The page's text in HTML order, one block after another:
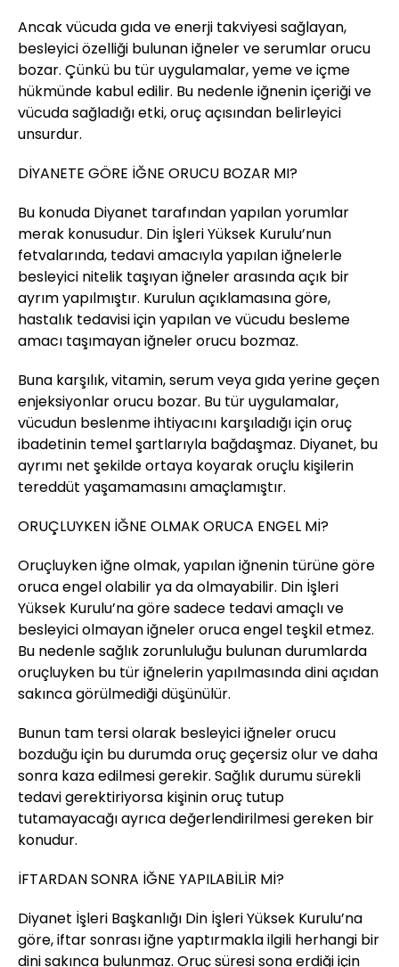
Ancak vücuda gıda ve enerji takviyesi sağlayan,
besleyici özelliği bulunan iğneler ve serumlar orucu
bozar. Çünkü bu tür uygulamalar, yeme ve içme
hükmünde kabul edilir. Bu nedenle iğnenin içeriği ve
vücuda sağladığı etki, oruç açısından belirleyici
unsurdur.
DİYANETE GÖRE İĞNE ORUCU BOZAR MI?
Bu konuda Diyanet tarafından yapılan yorumlar
merak konusudur. Din İşleri Yüksek Kurulu’nun
fetvalarında, tedavi amacıyla yapılan iğnelerle
besleyici nitelik taşıyan iğneler arasında açık bir
ayrım yapılmıştır. Kurulun açıklamasına göre,
hastalık tedavisi için yapılan ve vücudu besleme
amacı taşımayan iğneler orucu bozmaz.
Buna karşılık, vitamin, serum veya gıda yerine geçen
enjeksiyonlar orucu bozar. Bu tür uygulamalar,
vücudun beslenme ihtiyacını karşıladığı için oruç
ibadetinin temel şartlarıyla bağdaşmaz. Diyanet, bu
ayrımı net şekilde ortaya koyarak oruçlu kişilerin
tereddüt yaşamamasını amaçlamıştır.
ORUÇLUYKEN İĞNE OLMAK ORUCA ENGEL Mİ?
Oruçluyken iğne olmak, yapılan iğnenin türüne göre
oruca engel olabilir ya da olmayabilir. Din İşleri
Yüksek Kurulu’na göre sadece tedavi amaçlı ve
besleyici olmayan iğneler oruca engel teşkil etmez.
Bu nedenle sağlık zorunluluğu bulunan durumlarda
oruçluyken bu tür iğnelerin yapılmasında dini açıdan
sakınca görülmediği düşünülür.
Bunun tam tersi olarak besleyici iğneler orucu
bozduğu için bu durumda oruç geçersiz olur ve daha
sonra kaza edilmesi gerekir. Sağlık durumu sürekli
tedavi gerektiriyorsa kişinin oruç tutup
tutamayacağı ayrıca değerlendirilmesi gereken bir
konudur.
İFTARDAN SONRA İĞNE YAPILABİLİR Mİ?
Diyanet İşleri Başkanlığı Din İşleri Yüksek Kurulu’na
göre, iftar sonrası iğne yaptırmakla ilgili herhangi bir
dini sakınca bulunmaz. Oruç süresi sona erdiği için